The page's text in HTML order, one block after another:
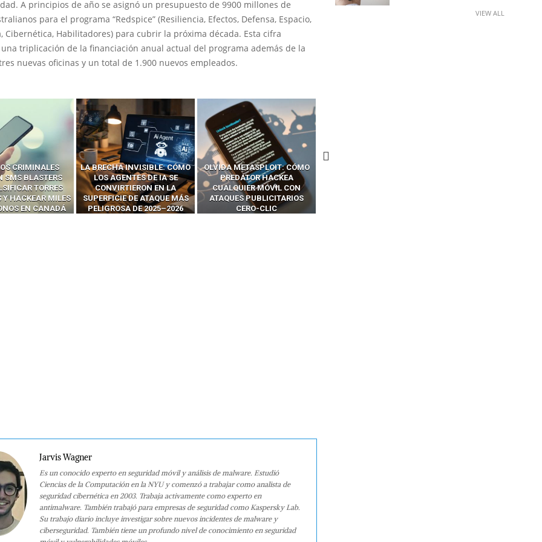
A principios de año se asignó un presupuesto de 9900 millones de
para el programa “Redspice” (Resiliencia, Efectos, Defensa, Espacio,
Cibernética, Habilitadores) para cubrir la próxima década. Esta cifra
triplicación de la financiación anual actual del programa además de la
nuevas oficinas y un total de 1.900 nuevos empleados.
INVISIBLE: CÓMO
DE IA SE
EN LA
DE ATAQUE MÁS
DE 2025–2026
OLVIDA METASPLOIT: CÓMO
PREDATOR HACKEA
CUALQUIER MÓVIL CON
ATAQUES PUBLICITARIOS
CERO-CLIC
CÓMO LOS HACKERS
INTERCEPTAN OTPS Y
LLAMADAS MÓVILES SIN
‘HACKEAR’ — EL INCREÍBLE
PODER DE LOS SIM BOXES”
Jarvis Wagner
Es un conocido experto en seguridad móvil y análisis de malware. Estudió
Ciencias de la Computación en la NYU y comenzó a trabajar como analista de
seguridad cibernética en 2003. Trabaja activamente como experto en
antimalware. También trabajó para empresas de seguridad como Kaspersky Lab.
Su trabajo diario incluye investigar sobre nuevos incidentes de malware y
ciberseguridad. También tiene un profundo nivel de conocimiento en seguridad
VIEW ALL